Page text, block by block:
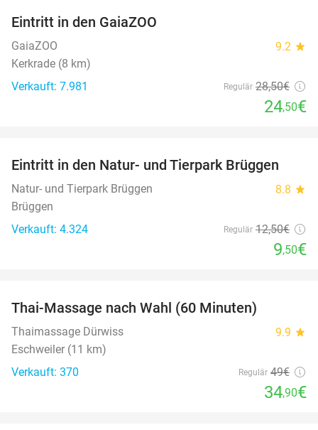
Eintritt in den GaiaZOO
GaiaZOO 9.2 star
Kerkrade (8 km)
Verkauft: 7.981
Regulär 28,50€
24,50€
24%
Eintritt in den Natur- und Tierpark Brüggen
Natur- und Tierpark Brüggen 8.8 star
Brüggen
Verkauft: 4.324
Regulär 12,50€
9,50€
Thai-Massage nach Wahl (60 Minuten)
Thaimassage Dürwiss 9.9 star
Eschweiler (11 km)
Verkauft: 370
Regulär 49€
34,90€